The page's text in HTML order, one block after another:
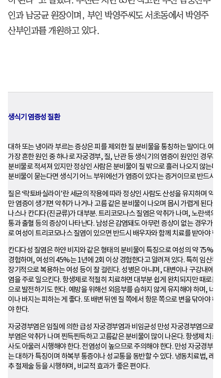
인과 남궁균 원장이며, 부인 박영주씨도 서초동에서 박영주
산부인과를 개원하고 있다.
생식기 염증성 질환
대하 또는 냉이라 부르는 증상은 피를 제외한 질 분비물을 통칭하는 말이다. 여
가장 흔한 원인 중 하나로 자궁경부, 질, 난관 등 생식기의 염증이 원인인 경우가
분비물로 적셔져 있지만 정상인 사람은 분비물이 질 밖으로 흘러 나오지 않는다
분비물이 묻는다면 생식기 어느 부위에선가 염증이 있다는 증거이므로 반드시
질은 ‘락토바실라이’란 세균의 작용에 따라 정상인 사람도 산성을 유지하며 약
만 염증이 생기면 악취가 나거나 고름 같은 분비물이 나오며 몹시 가렵게 된다.
나스나 칸디다(진균류)가 대부분. 트리코모나스 질염은 악취가 나며, 노란색의
통과 출혈 등의 증상이 나타난다. 남성은 감염돼도 아무런 증상이 없는 경우가
로 여성이 트리코모나스 질염이 있으면 반드시 배우자와 함께 치료를 받아야 한
칸디다성 질염은 하얀 비지와 같은 형태의 분비물이 특징으로 여성의 약 75%
경험하며, 여성의 45%는 1년에 2회 이상 경험한다고 알려져 있다. 특히 임산부
장기적으로 복용하는 여성 등이 잘 걸린다. 성병은 아니며, 대변이나 구강내에
염을 주로 일으킨다. 항생제로 적절히 치료하면 대부분 쉽게 완치되지만 때로는
으로 발전하기도 한다. 예방을 위해선 외음부를 습하지 않게 유지해야 하며, 너
이나 바지는 피하는 게 좋다. 또 배변 뒤엔 질 쪽에서 항문 쪽으로 변을 닦아야
야 한다.
자궁경부염은 임질에 의한 급성 자궁경부염과 비임균성 만성 자궁경부염으로
부염은 악취가 나며 찐득찐득하고 고름같은 분비물이 많이 나온다. 항생제 치료
사도 아울러 시행해야 한다. 전염성이 높으므로 주의해야 한다. 만성 자궁경부
는 대하가 특징이며 하복부 통증이나 성교통을 동반할 수 있다. 냉동치료법, 레
추 절제술 등을 시행하며, 비교적 효과가 좋은 편이다.